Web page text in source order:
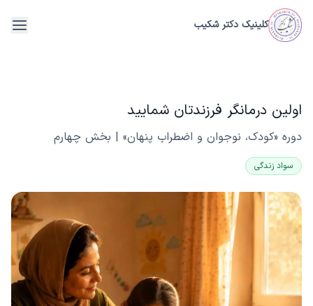
رفتن به محتوای اصلی
کلینیک دکتر شکیب
اولین درمانگر فرزندتان شمایید
دوره «کودک، نوجوان و اضطراب پنهان» | بخش چهارم
سواد زندگی